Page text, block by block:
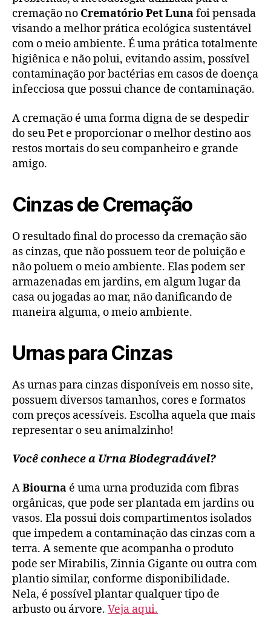
cremação no Crematório Pet Lunafoi pensada
visando a melhor prática ecológica sustentável
com o meio ambiente. É uma prática totalmente
higiênica e não polui, evitando assim, possível
contaminação por bactérias em casos de doença
infecciosa que possui chance de contaminação.
A cremação é uma forma digna de se despedir
do seu Pet e proporcionar o melhor destino aos
restos mortais do seu companheiro e grande
amigo.
Cinzas de Cremação
O resultado final do processo da cremação são
as cinzas, que não possuem teor de poluição e
não poluem o meio ambiente. Elas podem ser
armazenadas em jardins, em algum lugar da
casa ou jogadas ao mar, não danificando de
maneira alguma, o meio ambiente.
Urnas para Cinzas
As urnas para cinzas disponíveis em nosso site,
possuem diversos tamanhos, cores e formatos
com preços acessíveis. Escolha aquela que mais
representar o seu animalzinho!
Você conhece a Urna Biodegradável?
ABiourna é uma urna produzida com fibras
orgânicas, que pode ser plantada em jardins ou
vasos. Ela possui dois compartimentos isolados
que impedem a contaminação das cinzas com a
terra. A semente que acompanha o produto
pode ser Mirabilis, Zinnia Gigante ou outra com
plantio similar, conforme disponibilidade.
Nela, é possível plantar qualquer tipo de
arbusto ou árvore. Veja aqui.